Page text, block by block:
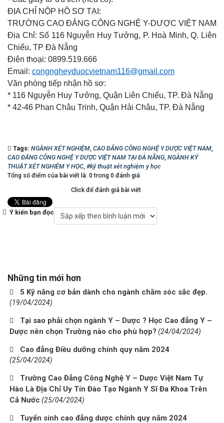
ĐỊA CHỈ NỘP HỒ SƠ TẠI :
TRƯỜNG CAO ĐẲNG CÔNG NGHỆ Y-DƯỢC VIỆT NAM
Địa Chỉ: Số 116 Nguyễn Huy Tưởng, P. Hoà Minh, Q. Liên
Chiểu, TP Đà Nẵng
Điện thoại: 0899.519.666
Email: congngheyduocvietnam116@gmail.com
Văn phòng tiếp nhận hồ sơ:
* 116 Nguyễn Huy Tưởng, Quận Liên Chiểu, TP. Đà Nẵng
* 42-46 Phan Châu Trinh, Quận Hải Châu, TP. Đà Nẵng
Tags: NGÀNH XÉT NGHIỆM CAO ĐẲNG CÔNG NGHỆ Y DƯỢC VIỆT NAM
CAO ĐĂNG CÔNG NGHỆ Y DƯỢC VIỆT NAM TẠI ĐÀ NẴNG NGÀNH KÝ
THUẬT XÉT NGHIÊM Y HỌC #kỹ thuật xét nghiệm y học
Tổng số điểm của bài viết là: 0 trong 0 đánh giá
Click để đánh giá bài viết
Ý kiến bạn đọc
Những tin mới hơn
5 Kỹ năng cơ bản dành cho ngành chăm sóc sắc đẹp.
(19/04/2024)
Tại sao phải chọn ngành Y – Dược ? Học Cao đẳng Y –
Dược nên chọn Trường nào cho phù hợp? (24/04/2024)
Cao đẳng Điều dưỡng chính quy năm 2024
(25/04/2024)
Trường Cao Đẳng Công Nghệ Y – Dược Việt Nam Tự
Hào Là Địa Chỉ Uy Tín Đào Tạo Ngành Y Sĩ Đa Khoa Trên
Cả Nước (25/04/2024)
Tuyển sinh cao đẳng dược chính quy năm 2024